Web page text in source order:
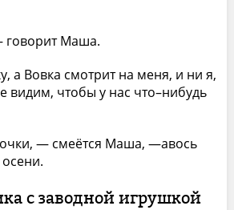
Маша.
а Вовка смотрит на меня, и ни я,
видим, чтобы у нас что–нибудь
— смеётся Маша, —авось
с заводной игрушкой